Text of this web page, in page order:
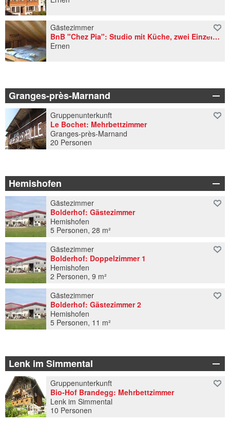
Gästezimmer
BnB "Chez Pia": Studio mit Küche, zwei Einzelbetten
Ernen
Granges-près-Marnand
Gruppenunterkunft
Le Bochet: Mehrbettzimmer
Granges-près-Marnand
20 Personen
Hemishofen
Gästezimmer
Bolderhof: Gästezimmer
Hemishofen
5 Personen, 28 m²
Gästezimmer
Bolderhof: Doppelzimmer 1
Hemishofen
2 Personen, 9 m²
Gästezimmer
Bolderhof: Gästezimmer 2
Hemishofen
5 Personen, 11 m²
Lenk im Simmental
Gruppenunterkunft
Bio-Hof Brandegg: Mehrbettzimmer
Lenk im Simmental
10 Personen